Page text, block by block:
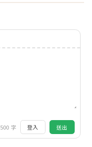
500字 登入 送出